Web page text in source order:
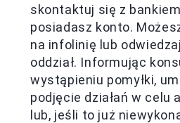
skontaktuj się z
posiadasz konto.
na infolinię lub
oddział. Informując
wystąpieniu pomyłki,
podjęcie działań w celu
lub, jeśli to już